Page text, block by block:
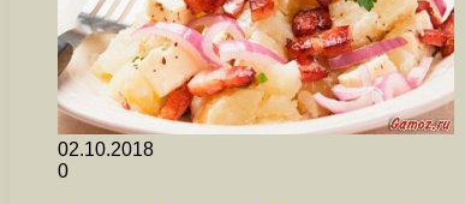
02.10.2018
0